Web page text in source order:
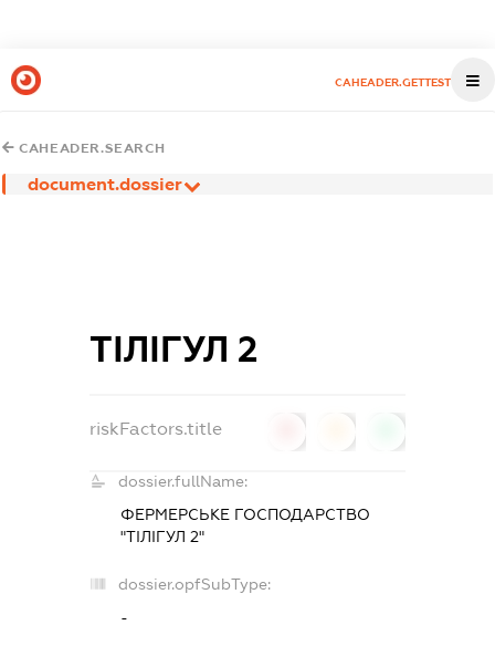
CAHEADER.GETTEST
CAHEADER.SEARCH
document.dossier
ТІЛІГУЛ 2
riskFactors.title
dossier.fullName:
ФЕРМЕРСЬКЕ ГОСПОДАРСТВО
"ТІЛІГУЛ 2"
dossier.opfSubType:
-